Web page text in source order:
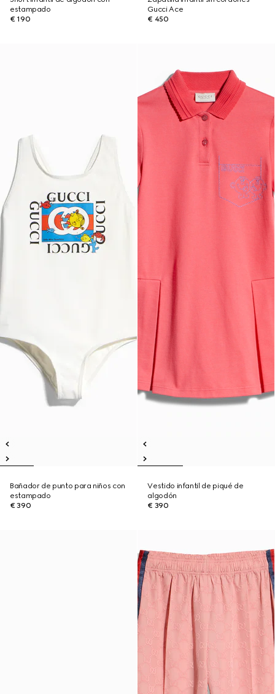
estampado
€ 190
Gucci Ace
€ 450
Bañador de punto para niños con
estampado
€ 390
Vestido infantil de piqué de
algodón
€ 390